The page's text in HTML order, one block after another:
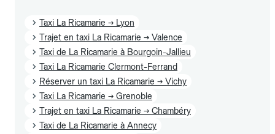
Taxi La Ricamarie → Lyon
Trajet en taxi La Ricamarie → Valence
Taxi de La Ricamarie à Bourgoin-Jallieu
Taxi La Ricamarie Clermont-Ferrand
Réserver un taxi La Ricamarie → Vichy
Taxi La Ricamarie → Grenoble
Trajet en taxi La Ricamarie → Chambéry
Taxi de La Ricamarie à Annecy